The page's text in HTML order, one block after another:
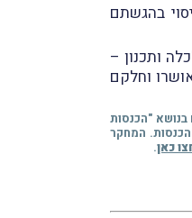
מיסוי בהגשתם
ותכנון –
וחלקם
בנושא "הכנסות
המחקר
כאן.